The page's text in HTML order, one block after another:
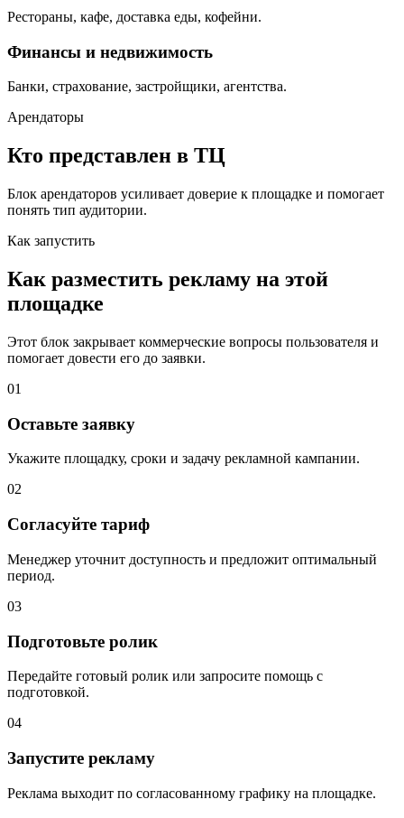
Рестораны, кафе, доставка еды, кофейни.
Финансы и недвижимость
Банки, страхование, застройщики, агентства.
Арендаторы
Кто представлен в ТЦ
Блок арендаторов усиливает доверие к площадке и помогает
понять тип аудитории.
Как запустить
Как разместить рекламу на этой
площадке
Этот блок закрывает коммерческие вопросы пользователя и
помогает довести его до заявки.
01
Оставьте заявку
Укажите площадку, сроки и задачу рекламной кампании.
02
Согласуйте тариф
Менеджер уточнит доступность и предложит оптимальный
период.
03
Подготовьте ролик
Передайте готовый ролик или запросите помощь с
подготовкой.
04
Запустите рекламу
Реклама выходит по согласованному графику на площадке.